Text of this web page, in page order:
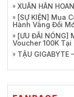
XUÂN HÂN
[SỰ KIỆN] Mua
Hành Vàng Đổi
[ƯU ĐÃI NÓNG]
Voucher 100K Tại
TẬU GIGABYTE